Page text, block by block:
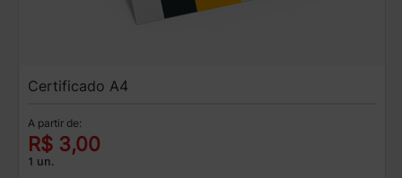
Certificado A4
A partir de:
R$ 3,00
1 un.